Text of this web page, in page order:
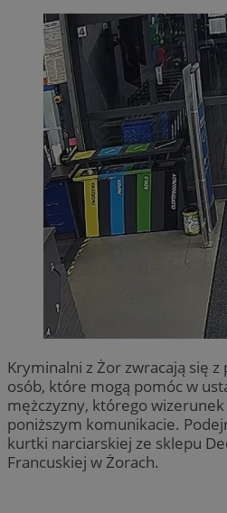
Kryminalni z Żor zwracają się
osób, które mogą pomóc w
mężczyzny, którego
poniższym komunikacie.
kurtki narciarskiej ze sklepu
Francuskiej w Żorach.